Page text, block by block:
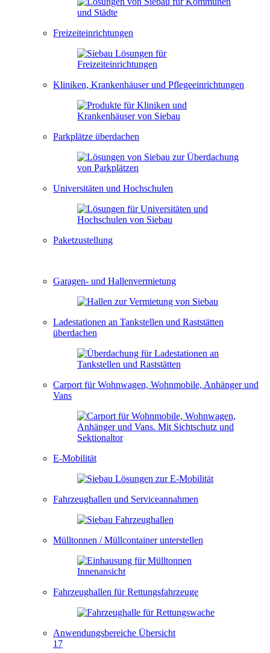
Freizeiteinrichtungen
Kliniken, Krankenhäuser und Pflegeeinrichtungen
Parkplätze überdachen
Universitäten und Hochschulen
Paketzustellung
Garagen- und Hallenvermietung
Ladestationen an Tankstellen und Raststätten
überdachen
Carport für Wohnwagen, Wohnmobile, Anhänger und
Vans
E-Mobilität
Fahrzeughallen und Serviceannahmen
Mülltonnen / Müllcontainer unterstellen
Fahrzeughallen für Rettungsfahrzeuge
Anwendungsbereiche Übersicht
17